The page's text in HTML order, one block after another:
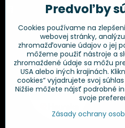
Facebook
Overené zákazníkmi
Predvoľby
Cookies používame na
webovej stránky,
zhromažďovanie údajov o jej
môžeme použiť nástroje a
zhromaždené údaje sa môžu
USA alebo iných krajinách.
cookies“ vyjadrujete svoj
Nižšie môžete nájsť podrobné
svoje
Zásady ochrany